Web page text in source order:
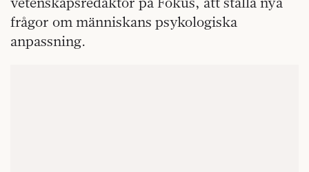
frågor om människans psykologiska
anpassning.